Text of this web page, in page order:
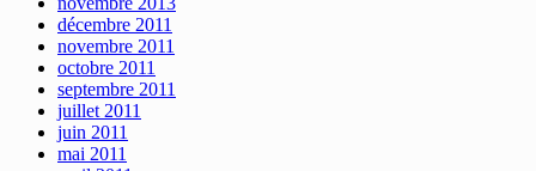
décembre 2011
novembre 2011
octobre 2011
septembre 2011
juillet 2011
juin 2011
mai 2011